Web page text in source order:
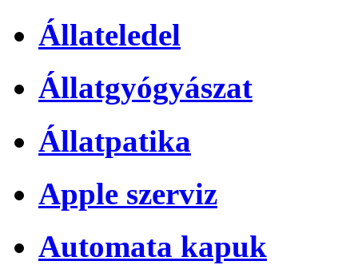
Állateledel
Állatgyógyászat
Állatpatika
Apple szerviz
Automata kapuk